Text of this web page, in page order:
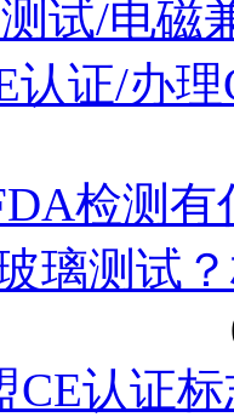
试/电磁
认证/办
检测
璃测试
CE认证